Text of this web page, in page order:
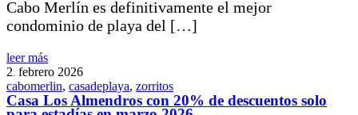
Cabo Merlín es definitivamente el mejor
condominio de playa del […]
leer más
2. febrero 2026
cabomerlin, casadeplaya, zorritos
Casa Los Almendros con 20% de descuentos solo